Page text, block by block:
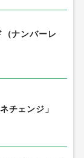
ナンバーレ
チェンジ」